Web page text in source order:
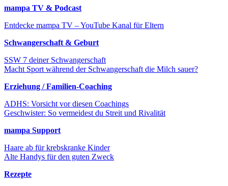
mampa TV & Podcast
Entdecke mampa TV – YouTube Kanal für Eltern
Schwangerschaft & Geburt
SSW 7 deiner Schwangerschaft
Macht Sport während der Schwangerschaft die Milch sauer?
Erziehung / Familien-Coaching
ADHS: Vorsicht vor diesen Coachings
Geschwister: So vermeidest du Streit und Rivalität
mampa Support
Haare ab für krebskranke Kinder
Alte Handys für den guten Zweck
Rezepte